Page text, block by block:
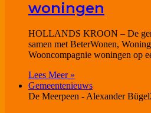
woningen
HOLLANDS KROON – De
samen met BeterWonen,
Wooncompagnie woningen op
Lees Meer »
Gemeentenieuws
De Meerpeen - Alexander Bügel